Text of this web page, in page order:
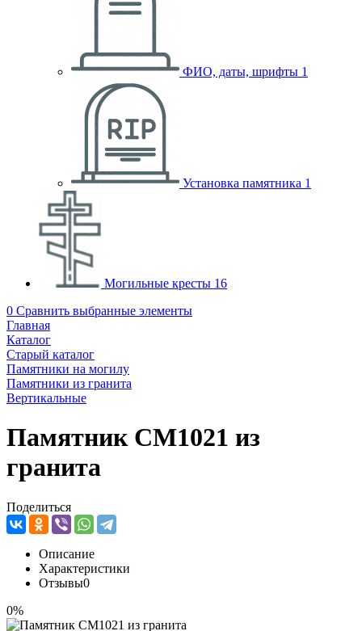
ФИО, даты, шрифты 1
Установка памятника 1
Могильные кресты 16
0 Сравнить выбранные элементы
Главная
Каталог
Старый каталог
Памятники на могилу
Памятники из гранита
Вертикальные
Памятник CM1021 из
гранита
Поделиться
Описание
Характеристики
Отзывы0
0%